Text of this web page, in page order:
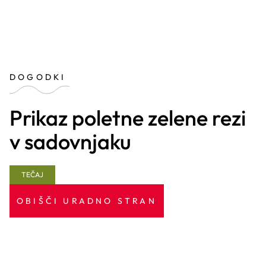
DOGODKI
Prikaz poletne zelene rezi
v sadovnjaku
TEČAJ
OBIŠČI URADNO STRAN